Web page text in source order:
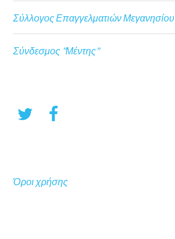
Σύλλογος Επαγγελματιών Μεγανησίου
Σύνδεσμος "Μέντης"
Όροι χρήσης